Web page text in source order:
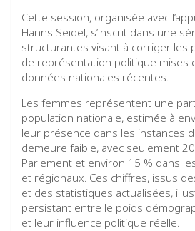
Cette session, organisée avec
Hanns Seidel, s’inscrit dans une
structurantes visant à corriger les
de représentation politique mises
données nationales récentes.
Les femmes représentent une
population nationale, estimée à
leur présence dans les instances
demeure faible, avec seulement
Parlement et environ 15 % dans
et régionaux. Ces chiffres, issus
et des statistiques actualisées,
persistant entre le poids
et leur influence politique réelle.